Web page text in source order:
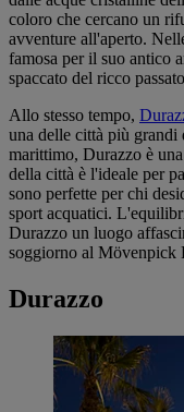
coloro che cercano un
avventure all'aperto.
famosa per il suo antico
spaccato del ricco
Allo stesso tempo,
una delle città più
marittimo, Durazzo è
della città è l'ideale per
sono perfette per chi
sport acquatici.
Durazzo un luogo
soggiorno al Mövenpick
Durazzo